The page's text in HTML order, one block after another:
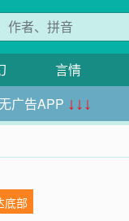
言情
广告APP ↓↓↓
底部